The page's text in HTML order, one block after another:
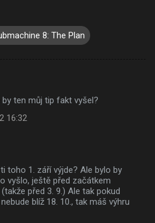
8: The Plan
by ten můj tip fakt vyšel?
16:32
toho 1. září výjde? Ale bylo by
vyšlo, ještě před začátkem
před 3. 9.) Ale tak pokud
blíž 18. 10., tak máš výhru